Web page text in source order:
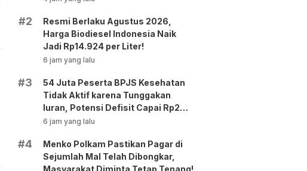
#2
Resmi Berlaku Agustus 2026,
Harga Biodiesel Indonesia Naik
Jadi Rp14.924 per Liter!
6 jam yang lalu
#3
54 Juta Peserta BPJS Kesehatan
Tidak Aktif karena Tunggakan
Iuran, Potensi Defisit Capai Rp2
Triliun per Bulan!
6 jam yang lalu
#4
Menko Polkam Pastikan Pagar di
Sejumlah Mal Telah Dibongkar,